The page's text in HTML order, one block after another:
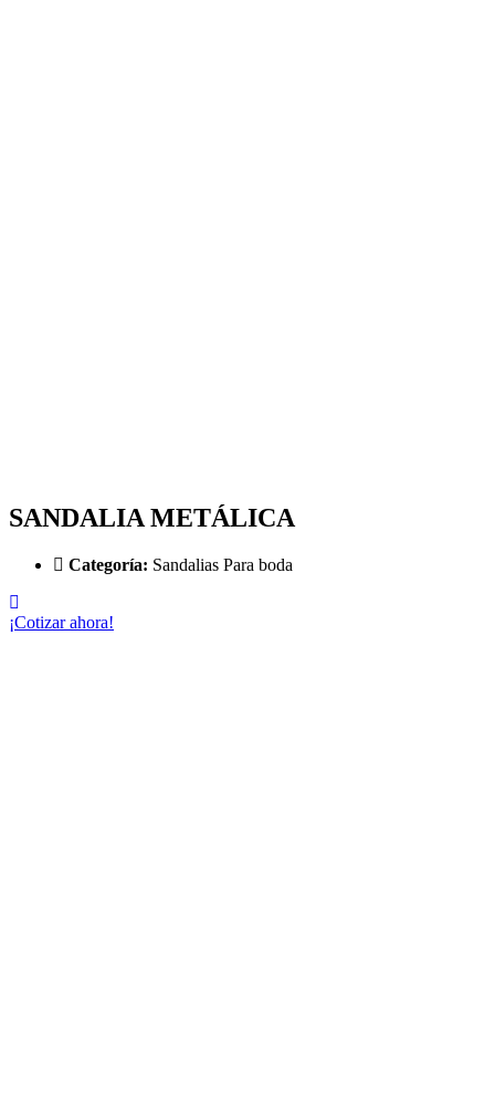
SANDALIA METÁLICA
Categoría: Sandalias Para boda
¡Cotizar ahora!